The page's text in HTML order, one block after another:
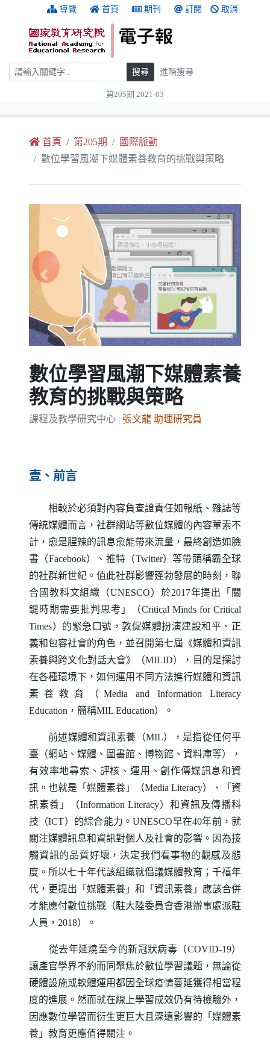
跳到主要內容 導覽 首頁 期刊 訂閱 取消
搜尋 搜尋 進階搜尋
第205期 2021-03
首頁 第205期
國際脈動
數位學習風潮下媒體素養教育的挑戰與策略
Previous Next
數位學習風潮下媒體素養
教育的挑戰與策略
課程及教學研究中心 | 張文龍 助理研究員
壹、前言
相較於必須對內容負查證責任如報紙、雜誌等
傳統媒體而言，社群網站等數位媒體的內容葷素不
計，愈是腥辣的訊息愈能帶來流量，最終創造如臉
書（Facebook）、推特（Twitter）等帶頭稱霸全球
的社群新世紀。值此社群影響蓬勃發展的時刻，聯
合國教科文組織（UNESCO）於2017年提出「關
鍵時期需要批判思考」（Critical Minds for Critical
Times）的緊急口號，敦促媒體扮演建設和平、正
義和包容社會的角色，並召開第七屆《媒體和資訊
素養與跨文化對話大會》（MILID），目的是探討
在各種環境下，如何運用不同方法進行媒體和資訊
素養教育（Media and Information Literacy
Education ，簡稱MIL Education）。
前述媒體和資訊素養（MIL），是指從任何平
臺（網站、媒體、圖書館、博物館、資料庫等），
有效率地尋索、評核、運用、創作傳媒訊息和資
訊。也就是「媒體素養」（Media Literacy）、「資
訊素養」（Information Literacy）和資訊及傳播科
技（ICT）的綜合能力。UNESCO早在40年前，就
關注媒體訊息和資訊對個人及社會的影響。因為接
觸資訊的品質好壞，決定我們看事物的觀感及態
度。所以七十年代該組織就倡議媒體教育；千禧年
代，更提出「媒體素養」和「資訊素養」應該合併
才能應付數位挑戰（駐大陸委員會香港辦事處派駐
人員，2018）。
從去年延燒至今的新冠狀病毒（COVID-19）
讓產官學界不約而同聚焦於數位學習議題，無論從
硬體設施或軟體運用都因全球疫情蔓延獲得相當程
度的進展。然而就在線上學習成效仍有待檢驗外，
因應數位學習而衍生更巨大且深遠影響的「媒體素
養」教育更應值得關注。